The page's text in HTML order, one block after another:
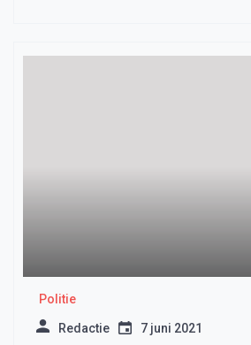
Politie
Redactie 7 juni 2021